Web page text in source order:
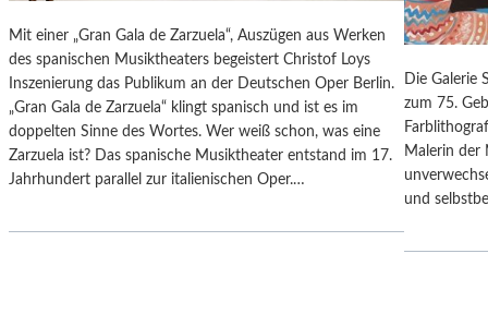
I
K
–
A
U
S
B
L
L
N
–
A
U
S
S
Mit einer „Gran Gala de Zarzuela“, Auszügen aus Werken
des spanischen Musiktheaters begeistert Christof Loys
Inszenierung das Publikum an der Deutschen Oper Berlin.
„Gran Gala de Zarzuela“ klingt spanisch und ist es im
doppelten Sinne des Wortes. Wer weiß schon, was eine
Zarzuela ist? Das spanische Musiktheater entstand im 17.
Jahrhundert parallel zur italienischen Oper.…
Die Galerie
zum 75.
Malerin der
und